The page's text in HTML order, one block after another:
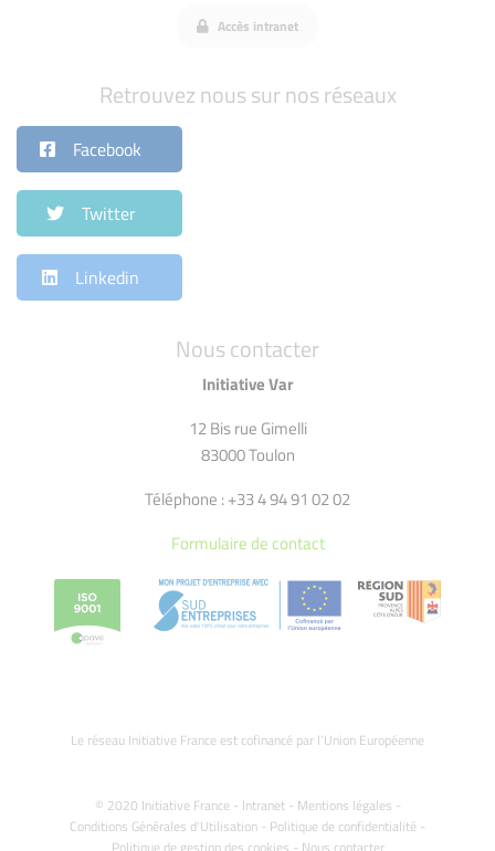
Nous contacter
Initiative Var
12 Bis rue Gimelli
83000 Toulon
Téléphone : +33 4 94 91 02 02
Formulaire de contact
Le réseau Initiative France est cofinancé par l’Union Européenne
© 2020 Initiative France - Intranet- Mentions légales -
Conditions Générales d'Utilisation - Politique de confidentialité -
Accès intranet
Retrouvez nous sur nos réseaux
Facebook
Twitter
Linkedin